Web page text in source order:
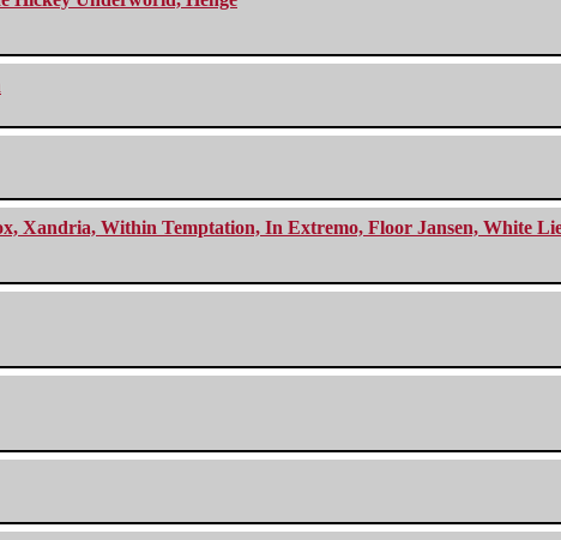
Xandria, Within Temptation, In Extremo, Floor Jansen, White